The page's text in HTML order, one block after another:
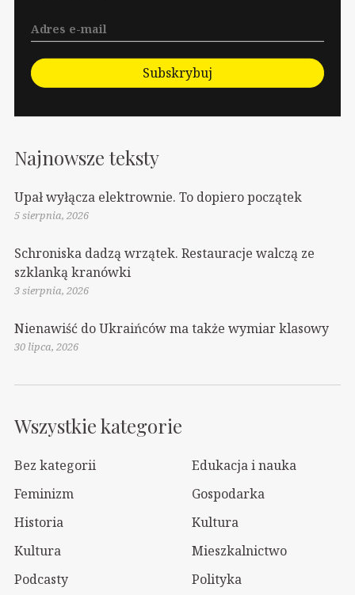
Subskrybuj
Najnowsze teksty
Upał wyłącza elektrownie. To dopiero początek
5 sierpnia, 2026
Schroniska dadzą wrzątek. Restauracje walczą ze
szklanką kranówki
3 sierpnia, 2026
Nienawiść do Ukraińców ma także wymiar klasowy
30 lipca, 2026
Wszystkie kategorie
Bez kategorii
Edukacja i nauka
Feminizm
Gospodarka
Historia
Kultura
Kultura
Mieszkalnictwo
Podcasty
Polityka